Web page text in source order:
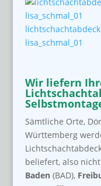
lisa_schmal_01
Wir liefern
Sämtliche Orte,
Württemberg
beliefert, also
Baden(BAD),